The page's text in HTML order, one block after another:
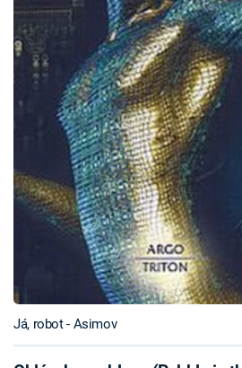
Já, robot - Asimov